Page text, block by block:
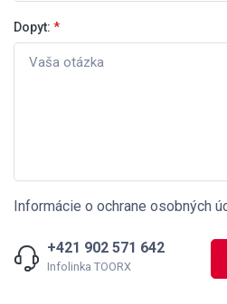
Dopyt: *
Informácie o ochrane osobných
+421 902 571 642
Infolinka TOORX